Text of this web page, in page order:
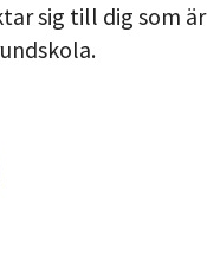
sig till dig som är